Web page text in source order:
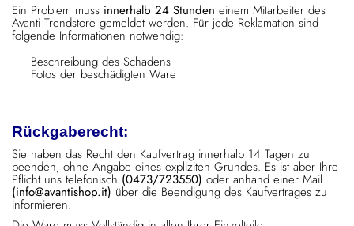
Ein Problem muss innerhalb 24 Stunden einem Mitarbeiter des
Avanti Trendstore gemeldet werden. Für jede Reklamation sind
folgende Informationen notwendig:
Beschreibung des Schadens
Fotos der beschädigten Ware
Rückgaberecht:
Sie haben das Recht den Kaufvertrag innerhalb 14 Tagen zu
beenden, ohne Angabe eines expliziten Grundes. Es ist aber Ihre
Pflicht uns telefonisch (0473/723550) oder anhand einer Mail
(info@avantishop.it) über die Beendigung des Kaufvertrages zu
informieren.